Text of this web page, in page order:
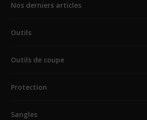
Nos derniers articles
Outils
Outils de coupe
Protection
Sangles